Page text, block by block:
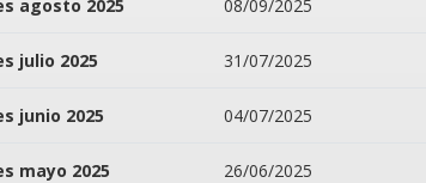
agosto 2025 08/09/2025
julio 2025 31/07/2025
junio 2025 04/07/2025
mayo 2025 26/06/2025